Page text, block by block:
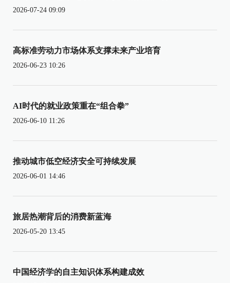
2026-07-24 09:09
高标准劳动力市场体系支撑未来产业培育
2026-06-23 10:26
AI时代的就业政策重在“组合拳”
2026-06-10 11:26
推动城市低空经济安全可持续发展
2026-06-01 14:46
旅居热潮背后的消费新蓝海
2026-05-20 13:45
中国经济学的自主知识体系构建成效